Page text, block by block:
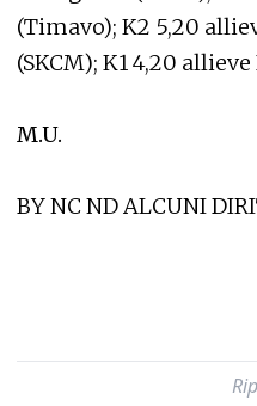
(Timavo); K2 5,20
(SKCM); K1 4,20
M.U.
BY NC ND ALCUNI